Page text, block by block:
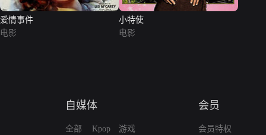
爱情事件
电影
小特使
电影
自媒体
全部
Kpop
游戏
会员
会员特权